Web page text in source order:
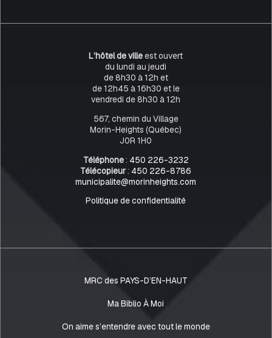
L’hôtel de villeest ouvert
du lundi au jeudi
de 8h30 à 12h et
de 12h45 à 16h30 et le
vendredi de 8h30 à 12h
567, chemin du Village
Morin-Heights (Québec)
J0R 1H0
Téléphone: 450 226-3232
Télécopieur: 450 226-8786
municipalite@morinheights.com
Politique de confidentialité
MRC des PAYS-D’EN-HAUT
Ma Biblio À Moi
On aime s’entendre avec tout le monde